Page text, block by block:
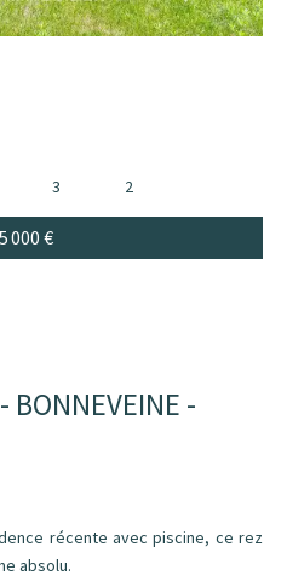
3 2
000 €
BONNEVEINE -
récente avec piscine, ce rez
absolu.